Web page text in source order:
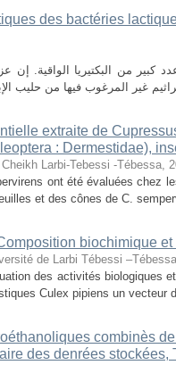
des bactéries
كبير من البكتيريا الواقية. إن
extraite de
: Dermestidae),
Larbi-Tebessi -Tébessa,
ont été évaluées chez
et des cônes de C.
biochimique et
de Larbi Tébessi –Tébessa
des activités biologiques
Culex pipiens un vecteur
combinès
des denrées stockées,